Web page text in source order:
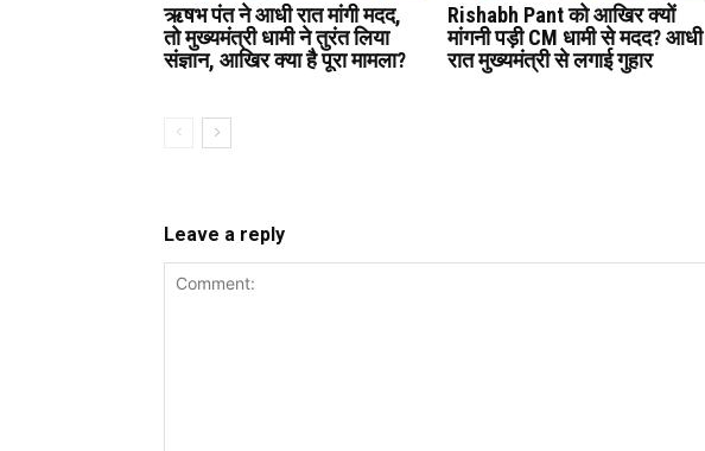
ऋषभ पंत ने आधी रात मांगी मदद,
तो मुख्यमंत्री धामी ने तुरंत लिया
संज्ञान, आखिर क्या है पूरा मामला?
Rishabh Pant को आखिर क्यों
मांगनी पड़ी CM धामी से मदद? आधी
रात मुख्यमंत्री से लगाई गुहार
Leave a reply